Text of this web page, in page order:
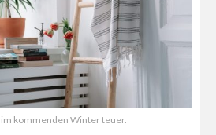
kommenden Winter teuer.